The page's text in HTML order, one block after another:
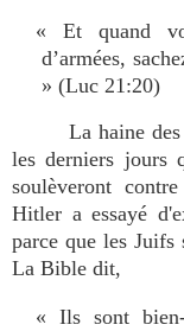
« Et quand
d’armées,
» (Luc 21:20)
La haine
les derniers jours
soulèveront
Hitler a essayé
parce que les
La Bible dit,
« Ils sont